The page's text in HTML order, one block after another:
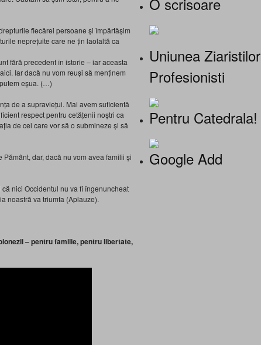
fiecărei persoane și împărtășim
neprețuite care ne țin laolaltă ca
fără precedent în istorie – iar aceasta
Iar dacă nu vom reuși să menținem
eșua. (…)
de a supraviețui. Mai avem suficientă
respect pentru cetățenii noștri ca
de cei care vor să o submineze și să
dar, dacă nu vom avea familii și
nici Occidentul nu va fi îngenuncheat
noastră va triumfa (Aplauze).
– pentru familie, pentru libertate,
Uniunea Ziaristilor
Profesionisti
Pentru Catedrala!
Google Add